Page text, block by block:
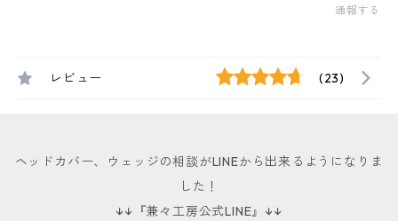
通報する
レビュー (23)
ヘッドカバー、ウェッジの相談がLINEから出来るようになりま
した！
↓↓『兼々工房公式LINE』↓↓